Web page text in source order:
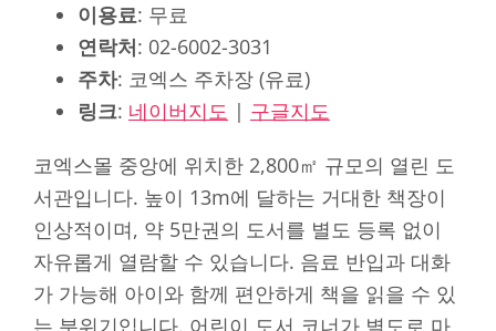
이용료: 무료
연락처: 02-6002-3031
주차: 코엑스 주차장 (유료)
링크: 네이버지도 | 구글지도
코엑스몰 중앙에 위치한 2,800㎡ 규모의 열린 도
서관입니다. 높이 13m에 달하는 거대한 책장이
인상적이며, 약 5만권의 도서를 별도 등록 없이
자유롭게 열람할 수 있습니다. 음료 반입과 대화
가 가능해 아이와 함께 편안하게 책을 읽을 수 있
는 분위기입니다. 어린이 도서 코너가 별도로 마